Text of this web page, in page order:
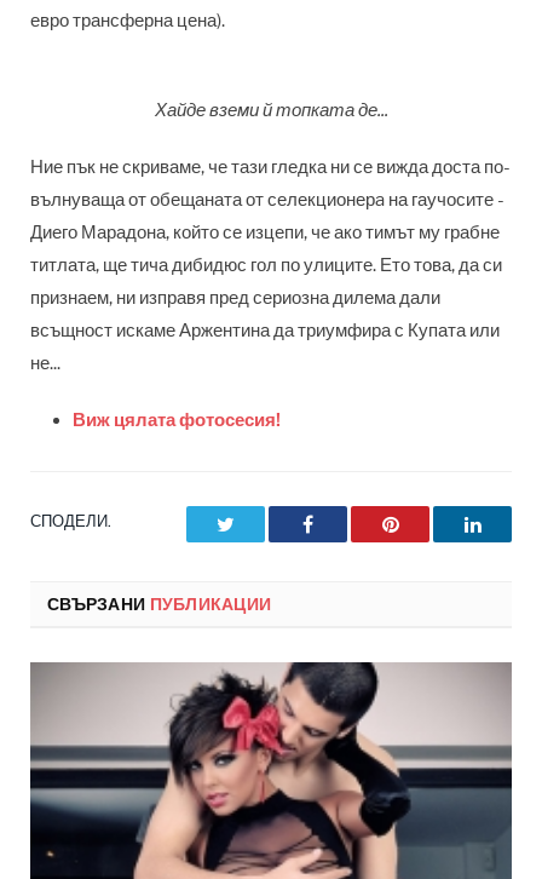
евро трансферна цена).
Хайде вземи й топката де...
Ние пък не скриваме, че тази гледка ни се вижда доста по-
вълнуваща от обещаната от селекционерa на гаучосите -
Диего Марадона, който се изцепи, че ако тимът му грабне
титлата, ще тича дибидюс гол по улиците. Ето това, да си
признаем, ни изправя пред сериозна дилема дали
всъщност искаме Аржентина да триумфира с Купата или
не...
Виж цялата фотосесия!
СПОДЕЛИ. Facebook Pinterest
СВЪРЗАНИ ПУБЛИКАЦИИ